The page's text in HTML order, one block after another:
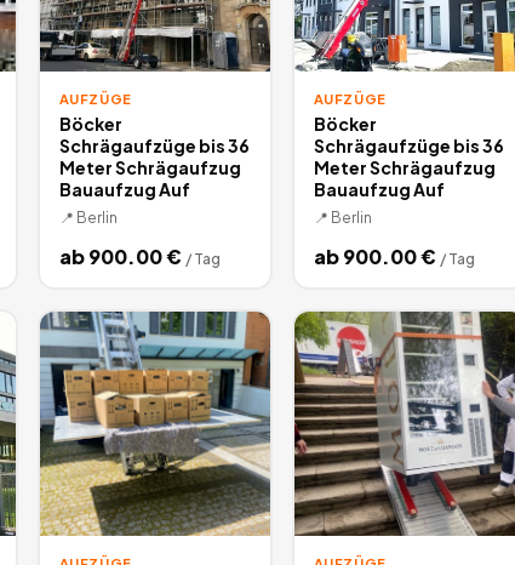
AUFZÜGE
Böcker
Schrägaufzüge bis 36
Meter Schrägaufzug
Bauaufzug Auf
📍 Berlin
ab900.00€ / Tag
AUFZÜGE
Böcker
Schrägaufzüge bis 36
Meter Schrägaufzug
Bauaufzug Auf
📍 Berlin
ab900.00€ / Tag